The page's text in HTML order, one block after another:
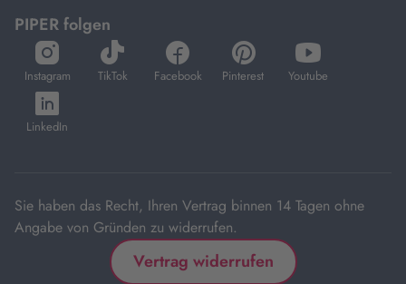
PIPER folgen
Instagram
öffnet
in
neuem
Tab
TikTok
öffnet
in
Facebook
öffnet
in
Pinterest
öffnet
in
Youtube
öffnet
in
LinkedIn
öffnet
in
Sie haben das Recht, Ihren Vertrag binnen 14 Tagen ohne
Angabe von Gründen zu widerrufen.
Vertrag widerrufen